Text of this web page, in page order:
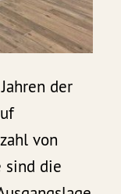
der
von
sind die